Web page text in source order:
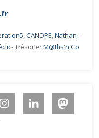
,CANOPE,Nathan -
- TrésorierM@ths'n Co